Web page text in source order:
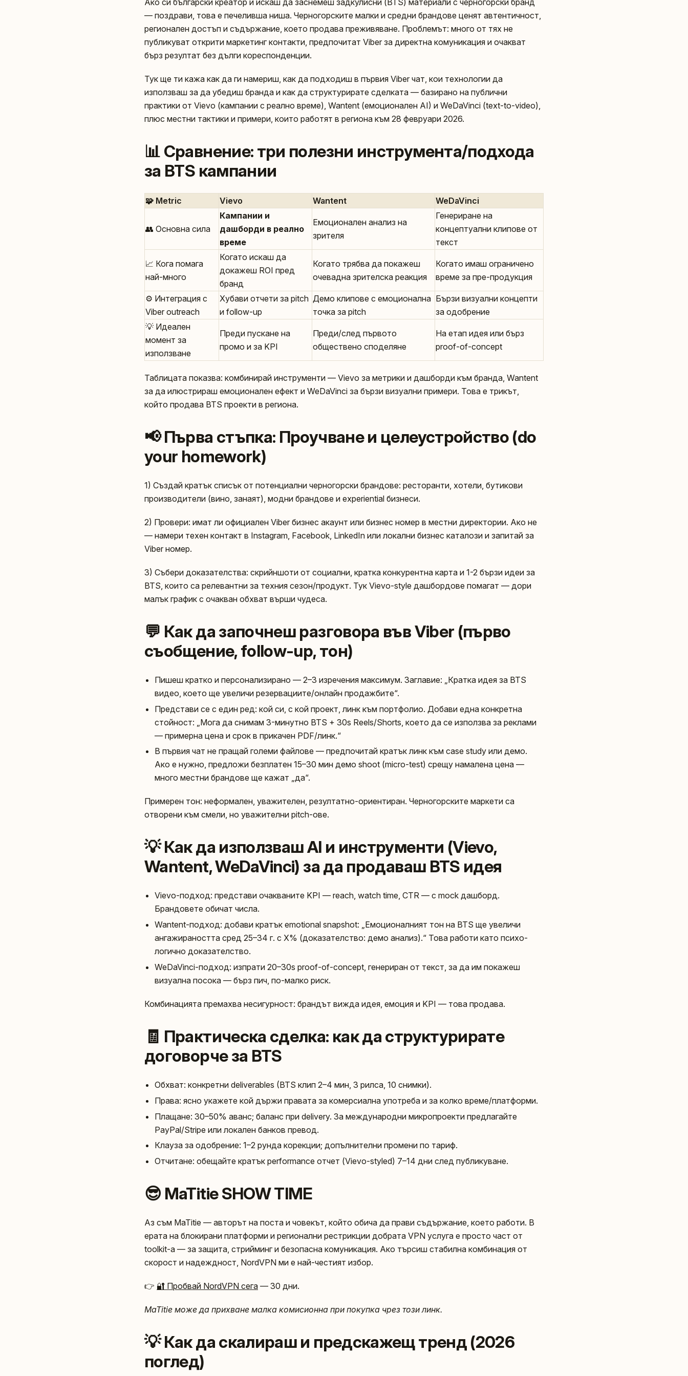
— поздрави, това е печеливша ниша. Черногорските малки и средни брандове ценят автентичност,
регионален достъп и съдържание, което продава преживяване. Проблемът: много от тях не
публикуват открити маркетинг контакти, предпочитат Viber за директна комуникация и очакват
бърз резултат без дълги кореспонденции.
Тук ще ти кажа как да ги намериш, как да подходиш в първия Viber чат, кои технологии да
използваш за да убедиш бранда и как да структурирате сделката — базирано на публични
практики от Vievo (кампании с реално време), Wantent (емоционален AI) и WeDaVinci (text-to-video),
плюс местни тактики и примери, които работят в региона към 28 февруари 2026.
📊 Сравнение: три полезни инструмента/подхода
за BTS кампании
🧩 Metric Vievo Wantent WeDaVinci
👥 Основна сила
Кампании и
дашборди в реално
време
Емоционален анализ на
зрителя
Генериране на
концептуални клипове от
текст
📈 Кога помага
най-много
Когато искаш да
докажеш ROI пред
бранд
Когато трябва да покажеш
очевадна зрителска реакция
Когато имаш ограничено
време за прe-продукция
⚙️ Интеграция с
Viber outreach
Хубави отчети за pitch
и follow-up
Демо клипове с емоционална
точка за pitch
Бързи визуални концепти
за одобрение
💡 Идеален
момент за
използване
Преди пускане на
промо и за KPI
Преди/след първото
обществено споделяне
На етап идея или бърз
proof-of-concept
Таблицата показва: комбинирай инструменти — Vievo за метрики и дашборди към бранда, Wantent
за да илюстрираш емоционален ефект и WeDaVinci за бързи визуални примери. Това е трикът,
който продава BTS проекти в региона.
📢 Първа стъпка: Проучване и целеустройство (do
your homework)
1) Създай кратък списък от потенциални черногорски брандове: ресторанти, хотели, бутикови
производители (вино, занаят), модни брандове и experiential бизнеси.
2) Провери: имат ли официален Viber бизнес акаунт или бизнес номер в местни директории. Ако не
— намери техен контакт в Instagram, Facebook, LinkedIn или локални бизнес каталози и запитай за
Viber номер.
3) Събери доказателства: скрийншоти от социални, кратка конкурентна карта и 1-2 бързи идеи за
BTS, които са релевантни за техния сезон/продукт. Тук Vievo-style дашбордове помагат — дори
малък график с очакван обхват върши чудеса.
💬 Как да започнеш разговора във Viber (първо
съобщение, follow-up, тон)
Пишеш кратко и персонализирано — 2–3 изречения максимум. Заглавие: „Кратка идея за BTS
видео, което ще увеличи резервациите/онлайн продажбите“.
Представи се с един ред: кой си, с кой проект, линк към портфолио. Добави една конкретна
стойност: „Мога да снимам 3-минутно BTS + 30s Reels/Shorts, което да се използва за реклами
— примерна цена и срок в прикачен PDF/линк.“
В първия чат не пращай големи файлове — предпочитай кратък линк към case study или демо.
Ако е нужно, предложи безплатен 15–30 мин демо shoot (micro-test) срещу намалена цена —
много местни брандове ще кажат „да“.
Примерен тон: неформален, уважителен, резултатно-ориентиран. Черногорските маркети са
отворени към смели, но уважителни pitch-ове.
💡 Как да използваш AI и инструменти (Vievo,
Wantent, WeDaVinci) за да продаваш BTS идея
Vievo-подход: представи очакваните KPI — reach, watch time, CTR — с mock дашборд.
Брандовете обичат числа.
Wantent-подход: добави кратък emotional snapshot: „Емоционалният тон на BTS ще увеличи
ангажираността сред 25–34 г. с X% (доказателство: демо анализ).“ Това работи като психо-
логично доказателство.
WeDaVinci-подход: изпрати 20–30s proof-of-concept, генериран от текст, за да им покажеш
визуална посока — бърз пич, по-малко риск.
Комбинацията премахва несигурност: брандът вижда идея, емоция и KPI — това продава.
🧾 Практическа сделка: как да структурирате
договорче за BTS
Обхват: конкретни deliverables (BTS клип 2–4 мин, 3 рилса, 10 снимки).
Права: ясно укажете кой държи правата за комерсиална употреба и за колко време/платформи.
Плащане: 30–50% аванс; баланс при delivery. За международни микропроекти предлагайте
PayPal/Stripe или локален банков превод.
Клауза за одобрение: 1–2 рунда корекции; допълнителни промени по тариф.
Отчитане: обещайте кратък performance отчет (Vievo-styled) 7–14 дни след публикуване.
😎 MaTitie SHOW TIME
Аз съм MaTitie — авторът на поста и човекът, който обича да прави съдържание, което работи. В
ерата на блокирани платформи и регионални рестрикции добрата VPN услуга е просто част от
toolkit-а — за защита, стрийминг и безопасна комуникация. Ако търсиш стабилна комбинация от
скорост и надеждност, NordVPN ми е най-честият избор.
👉 🔐 Пробвай NordVPN сега — 30 дни.
MaTitie може да прихване малка комисионна при покупка чрез този линк.
💡 Как да скалираш и предскажещ тренд (2026
поглед)